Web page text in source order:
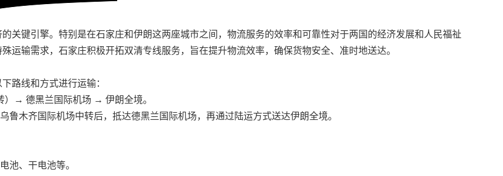
关键引擎。特别是在石家庄和伊朗这两座城市之间，物流服务的效率和可靠性对于两国的经济发展和人民福祉
运输需求，石家庄积极开拓双清专线服务，旨在提升物流效率，确保货物安全、准时地送达。
路线和方式进行运输：
）→ 德黑兰国际机场 → 伊朗全境。
鲁木齐国际机场中转后，抵达德黑兰国际机场，再通过陆运方式送达伊朗全境。
池、干电池等。